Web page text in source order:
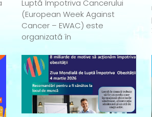
Luptă Împotriva Cancerului
(European Week Against
Cancer – EWAC) este
organizată în